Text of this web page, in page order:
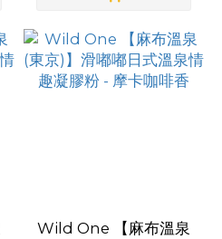
Wild One 【麻布溫泉